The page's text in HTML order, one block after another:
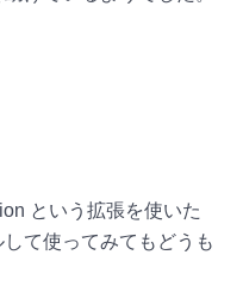
という拡張を使いた
て使ってみてもどうも